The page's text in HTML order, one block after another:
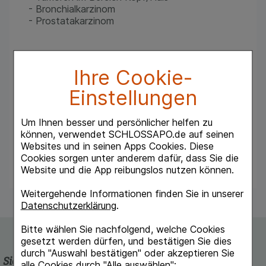
Ihre Cookie-
Einstellungen
Um Ihnen besser und persönlicher helfen zu
können, verwendet SCHLOSSAPO.de auf seinen
Websites und in seinen Apps Cookies. Diese
Cookies sorgen unter anderem dafür, dass Sie die
Website und die App reibungslos nutzen können.
Weitergehende Informationen finden Sie in unserer
Datenschutzerklärung.
Bitte wählen Sie nachfolgend, welche Cookies
gesetzt werden dürfen, und bestätigen Sie dies
durch "Auswahl bestätigen" oder akzeptieren Sie
- Bronchialkarzinom
- Prostatakarzinom
Helixor® wurde nach mehrjähriger klinischer
Erprobung 1976 in der Bundesrepublik
Deutschland registriert und im Februar 1982 als
erstes Mistelprodukt nach dem
Arzneimittelgesetz (AMG) für die s.c.-Gabe in
Deutschland zugelassen.
SE I enthält: 3x 1 mg, 3x 5 mg, 1x 10 mg
Sicherheit und Qualität